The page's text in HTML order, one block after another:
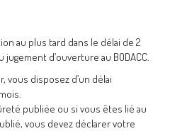
au plus tard dans le délai de 2
d’ouverture au BODACC.
vous disposez d’un délai
publiée ou si vous êtes lié au
vous devez déclarer votre